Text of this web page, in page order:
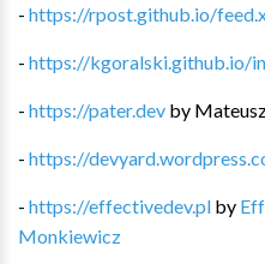
- https://rpost.github.io/
- https://kgoralski.github.io/
- https://pater.dev by
- https://
- https://effectivedev.pl by
Monkiewicz